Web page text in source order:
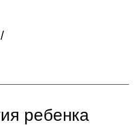
ребенка